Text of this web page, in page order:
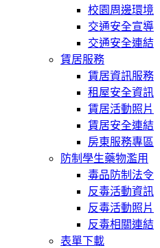
校園周邊環境
交通安全宣導
交通安全連結
賃居服務
賃居資訊服務
租屋安全資訊
賃居活動照片
賃居安全連結
房東服務專區
防制學生藥物濫用
毒品防制法令
反毒活動資訊
反毒活動照片
反毒相關連結
表單下載